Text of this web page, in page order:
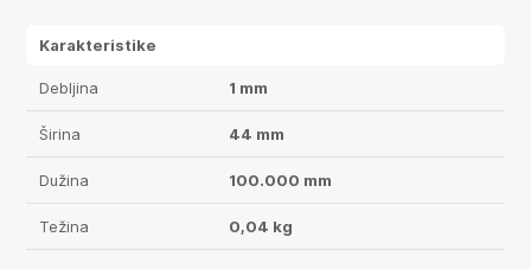
Karakteristike
Debljina 1 mm
Širina 44 mm
Dužina 100.000 mm
Težina 0,04 kg